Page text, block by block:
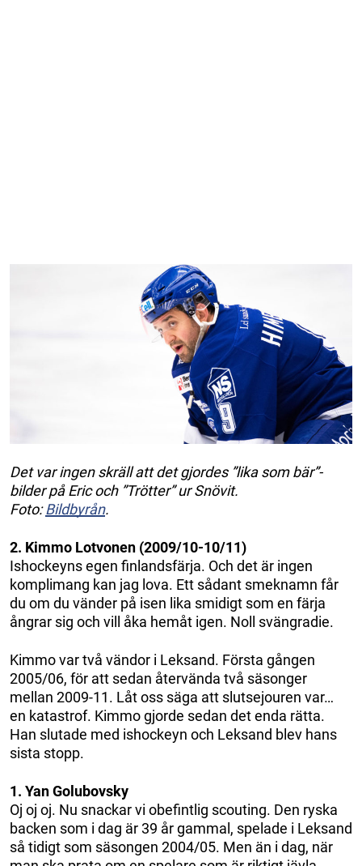
Det var ingen skräll att det gjordes ”lika som bär”-
bilder på Eric och ”Trötter” ur Snövit.
Foto:Bildbyrån.
2. Kimmo Lotvonen (2009/10-10/11)
Ishockeyns egen finlandsfärja. Och det är ingen
komplimang kan jag lova. Ett sådant smeknamn får
du om du vänder på isen lika smidigt som en färja
ångrar sig och vill åka hemåt igen. Noll svängradie.
Kimmo var två vändor i Leksand. Första gången
2005/06, för att sedan återvända två säsonger
mellan 2009-11. Låt oss säga att slutsejouren var…
en katastrof. Kimmo gjorde sedan det enda rätta.
Han slutade med ishockeyn och Leksand blev hans
sista stopp.
1. Yan Golubovsky
Oj oj oj. Nu snackar vi obefintlig scouting. Den ryska
backen som i dag är 39 år gammal, spelade i Leksand
så tidigt som säsongen 2004/05. Men än i dag, när